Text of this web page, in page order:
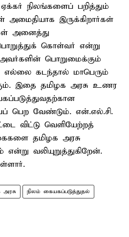
நிலங்களைப் பறித்தும்
இருக்கிறார்கள்
அனைத்து
பொறுத்துக் கொள்வர் என்று
பொறுமைக்கும்
கடந்தால் மாபெரும்
இதை தமிழக அரசு உணர
பெற வேண்டும். என்.எல்.சி.
விட்டு வெளியேற்றத்
தமிழக அரசு
வலியுறுத்துகிறேன்.
அரசு நிலம் கையகப்படுத்துதல்